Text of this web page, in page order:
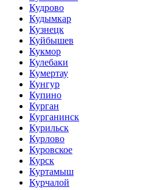
Кудрово
Кудымкар
Кузнецк
Куйбышев
Кукмор
Кулебаки
Кумертау
Кунгур
Купино
Курган
Курганинск
Курильск
Курлово
Куровское
Курск
Куртамыш
Курчалой